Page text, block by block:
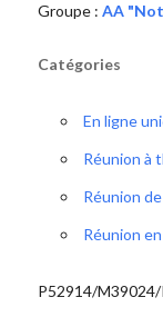
Groupe : AA
Catégories
En ligne
Réunion à
Réunion
Réunion
P52914/